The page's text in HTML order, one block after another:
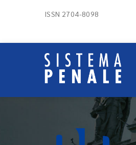
ISSN 2704-8098